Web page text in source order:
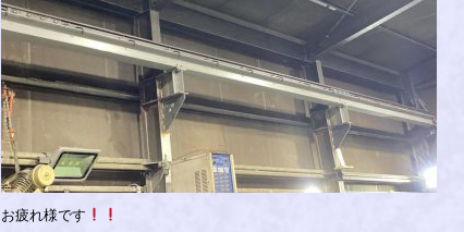
お疲れ様です